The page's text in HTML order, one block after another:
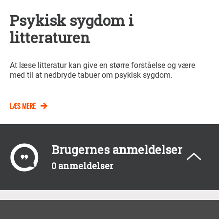
Psykisk sygdom i
litteraturen
At læse litteratur kan give en større forståelse og være
med til at nedbryde tabuer om psykisk sygdom.
LÆS MERE
Brugernes anmeldelser
0 anmeldelser